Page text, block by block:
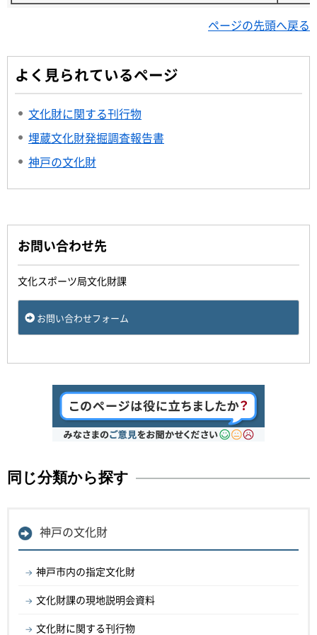
ページの先頭へ戻る
よく見られているページ
文化財に関する刊行物
埋蔵文化財発掘調査報告書
神戸の文化財
お問い合わせ先
文化スポーツ局文化財課
お問い合わせフォーム
同じ分類から探す
神戸の文化財
神戸市内の指定文化財
文化財課の現地説明会資料
文化財に関する刊行物